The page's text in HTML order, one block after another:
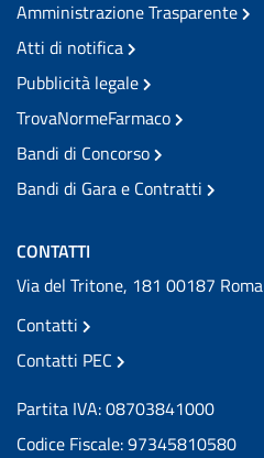
Amministrazione Trasparente
Atti di notifica
Pubblicità legale
TrovaNormeFarmaco
Bandi di Concorso
Bandi di Gara e Contratti
CONTATTI
Via del Tritone, 181 00187 Roma
Contatti
Contatti PEC
Partita IVA: 08703841000
Codice Fiscale: 97345810580